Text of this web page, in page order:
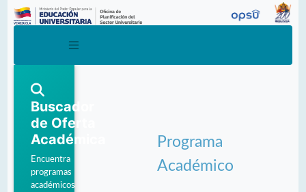
Buscador
de Oferta
Académica
Encuentra
programas
académicos
Programa
Académico